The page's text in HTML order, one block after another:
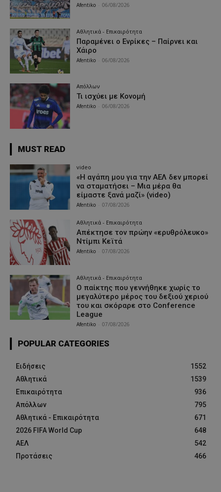
Afentiko 06/08/2026
Αθλητικά - Επικαιρότητα
Παραμένει ο Ενρίκες – Παίρνει και
Χάιρο
Afentiko 06/08/2026
Απόλλων
Τι ισχύει με Κονομή
Afentiko 06/08/2026
MUST READ
video
«Η αγάπη μου για την ΑΕΛ δεν μπορεί
να σταματήσει – Μια μέρα θα
είμαστε ξανά μαζί» (video)
Afentiko 07/08/2026
Αθλητικά - Επικαιρότητα
Απέκτησε τον πρώην «ερυθρόλευκο»
Ντίμπι Κεϊτά
Afentiko 07/08/2026
Αθλητικά - Επικαιρότητα
Ο παίκτης που γεννήθηκε χωρίς το
μεγαλύτερο μέρος του δεξιού χεριού
του και σκόραρε στο Conference
League
Afentiko 07/08/2026
POPULAR CATEGORIES
Ειδήσεις
1552
Αθλητικά
1539
Επικαιρότητα
936
Απόλλων
795
Αθλητικά - Επικαιρότητα
671
2026 FIFA World Cup
648
ΑΕΛ
542
Προτάσεις
466